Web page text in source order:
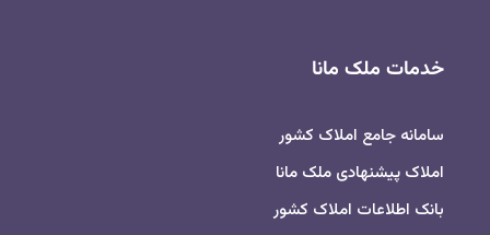
خدمات ملک مانا
سامانه جامع املاک کشور
املاک پیشنهادی ملک مانا
بانک اطلاعات املاک کشور